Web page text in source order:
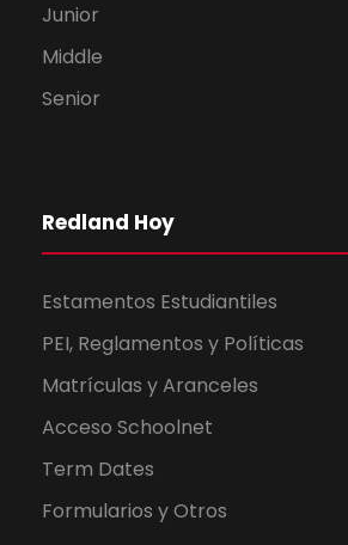
Junior
Middle
Senior
Redland Hoy
Estamentos Estudiantiles
PEI, Reglamentos y Políticas
Matrículas y Aranceles
Acceso Schoolnet
Term Dates
Formularios y Otros